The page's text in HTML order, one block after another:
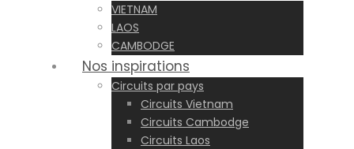
VIETNAM
LAOS
CAMBODGE
Nos inspirations
Circuits par pays
Circuits Vietnam
Circuits Cambodge
Circuits Laos